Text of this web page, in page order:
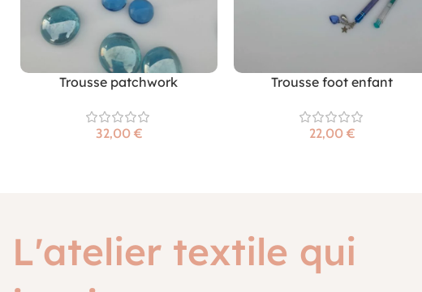
Trousse patchwork
€
Trousse foot enfant
€
L'atelier textile qui